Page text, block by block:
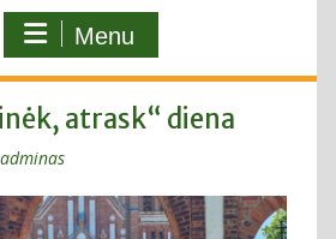
Menu
atrask“ diena
adminas